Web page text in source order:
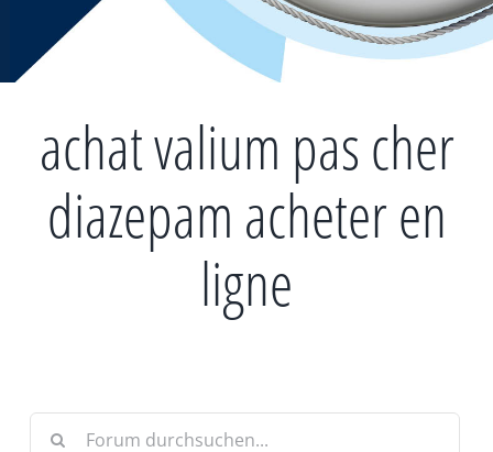
achat valium pas cher
diazepam acheter en
ligne